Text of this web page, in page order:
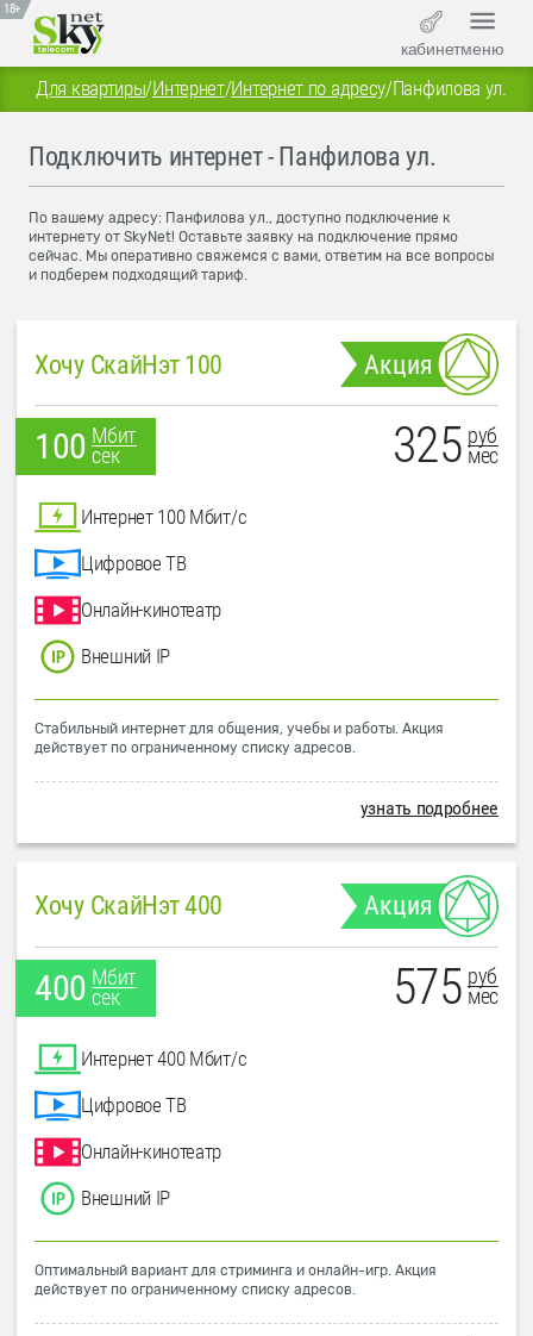
18+
кабинетменю
Для квартиры/Интернет/Интернет по адресу/Панфилова ул.
Подключить интернет - Панфилова ул.
По вашему адресу: Панфилова ул., доступно подключение к
интернету от SkyNet! Оставьте заявку на подключение прямо
сейчас. Мы оперативно свяжемся с вами, ответим на все вопросы
и подберем подходящий тариф.
Хочу СкайНэт 100 Акция
100 Мбит
сек
325 руб
мес
Интернет 100 Мбит/с
Цифровое ТВ
Онлайн-кинотеатр
Внешний IP
Стабильный интернет для общения, учебы и работы. Акция
действует по ограниченному списку адресов.
узнать подробнее
Хочу СкайНэт 400 Акция
400 Мбит
сек
575 руб
мес
Интернет 400 Мбит/с
Цифровое ТВ
Онлайн-кинотеатр
Внешний IP
Оптимальный вариант для стриминга и онлайн-игр. Акция
действует по ограниченному списку адресов.